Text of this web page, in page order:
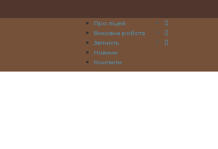
Про ліцей
Виховна робота
Звітність
Новини
Контакти